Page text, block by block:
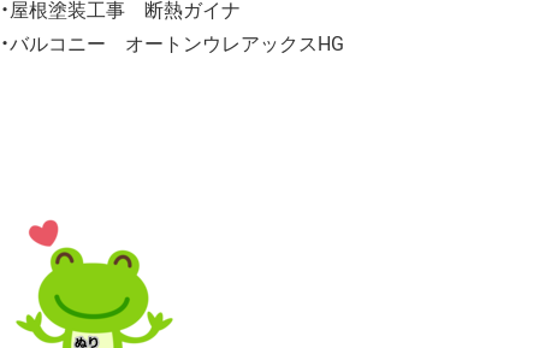
・屋根塗装工事 断熱ガイナ
・バルコニー オートンウレアックスHG